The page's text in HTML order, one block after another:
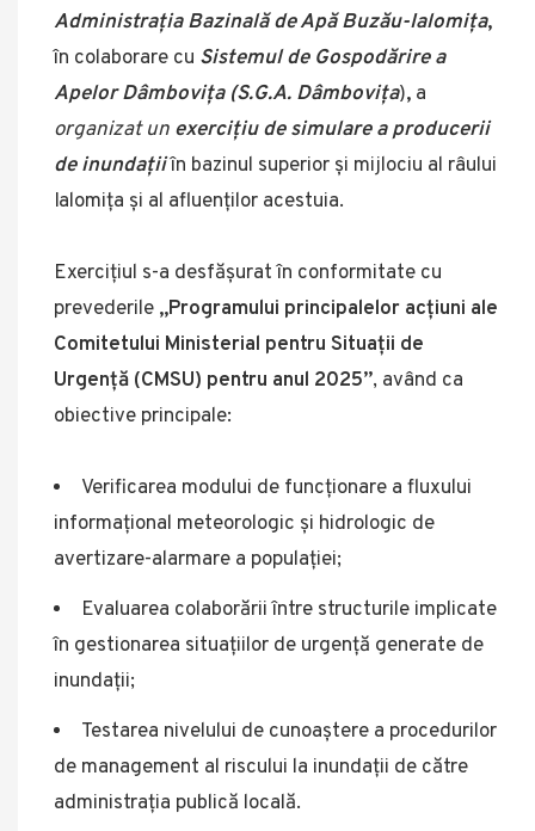
Administrația Bazinală de Apă Buzău-Ialomița,
în colaborare cu Sistemul de Gospodărire a
Apelor Dâmbovița (S.G.A. Dâmbovița), a
organizat un exercițiu de simulare a producerii
de inundațiiîn bazinul superior și mijlociu al râului
Ialomița și al afluenților acestuia.
Exercițiul s-a desfășurat în conformitate cu
prevederile „Programului principalelor acțiuni ale
Comitetului Ministerial pentru Situații de
Urgență (CMSU) pentru anul 2025”, având ca
obiective principale:
Verificarea modului de funcționare a fluxului
informațional meteorologic și hidrologic de
avertizare-alarmare a populației;
Evaluarea colaborării între structurile implicate
în gestionarea situațiilor de urgență generate de
inundații;
Testarea nivelului de cunoaștere a procedurilor
de management al riscului la inundații de către
administrația publică locală.